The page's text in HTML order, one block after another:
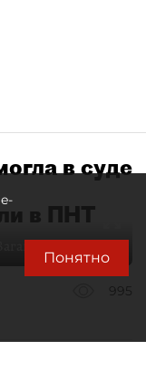
в суде
в ПНТ
Ваганов Антон / "ДП"
995
Понятно